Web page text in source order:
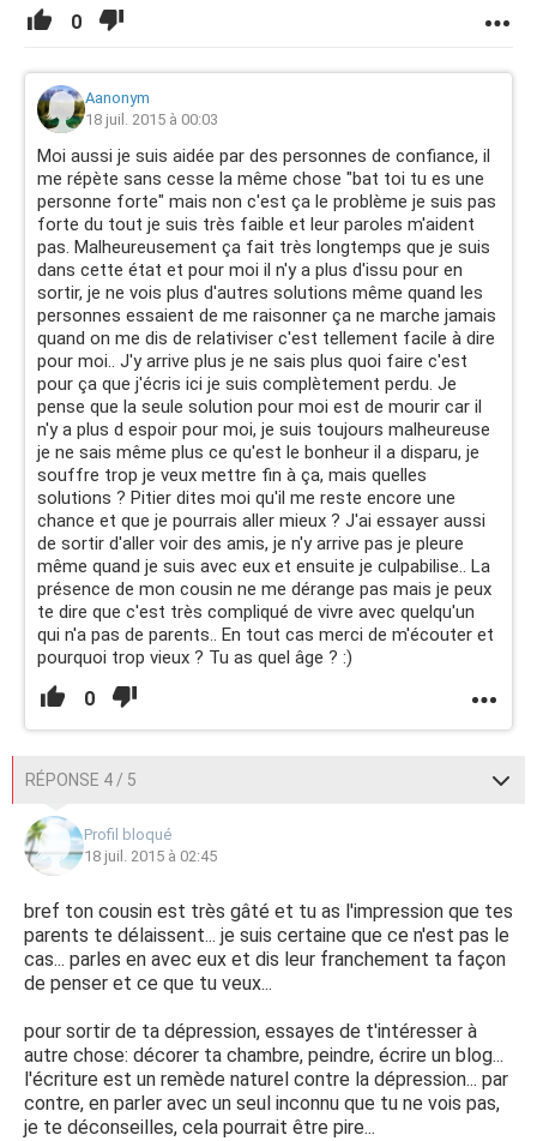
0
Aanonym
18 juil. 2015 à 00:03
Moi aussi je suis aidée par des personnes de confiance, il
me répète sans cesse la même chose "bat toi tu es une
personne forte" mais non c'est ça le problème je suis pas
forte du tout je suis très faible et leur paroles m'aident
pas. Malheureusement ça fait très longtemps que je suis
dans cette état et pour moi il n'y a plus d'issu pour en
sortir, je ne vois plus d'autres solutions même quand les
personnes essaient de me raisonner ça ne marche jamais
quand on me dis de relativiser c'est tellement facile à dire
pour moi.. J'y arrive plus je ne sais plus quoi faire c'est
pour ça que j'écris ici je suis complètement perdu. Je
pense que la seule solution pour moi est de mourir car il
n'y a plus d espoir pour moi, je suis toujours malheureuse
je ne sais même plus ce qu'est le bonheur il a disparu, je
souffre trop je veux mettre fin à ça, mais quelles
solutions ? Pitier dites moi qu'il me reste encore une
chance et que je pourrais aller mieux ? J'ai essayer aussi
de sortir d'aller voir des amis, je n'y arrive pas je pleure
même quand je suis avec eux et ensuite je culpabilise.. La
présence de mon cousin ne me dérange pas mais je peux
te dire que c'est très compliqué de vivre avec quelqu'un
qui n'a pas de parents.. En tout cas merci de m'écouter et
pourquoi trop vieux ? Tu as quel âge ? :)
0
RÉPONSE 4 / 5
Profil bloqué
18 juil. 2015 à 02:45
bref ton cousin est très gâté et tu as l'impression que tes
parents te délaissent... je suis certaine que ce n'est pas le
cas... parles en avec eux et dis leur franchement ta façon
de penser et ce que tu veux...
pour sortir de ta dépression, essayes de t'intéresser à
autre chose: décorer ta chambre, peindre, écrire un blog...
l'écriture est un remède naturel contre la dépression... par
contre, en parler avec un seul inconnu que tu ne vois pas,
je te déconseilles, cela pourrait être pire...